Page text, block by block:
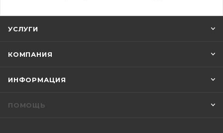
УСЛУГИ
КОМПАНИЯ
ИНФОРМАЦИЯ
ПОМОЩЬ